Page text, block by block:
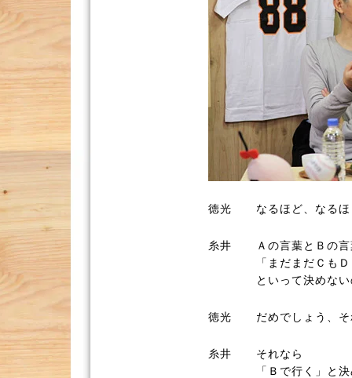
徳光 なるほど、なる
糸井
Ａの言葉とＢの
「まだまだＣも
といって決めな
徳光 だめでしょう、
糸井
それなら
「Ｂで行く」と